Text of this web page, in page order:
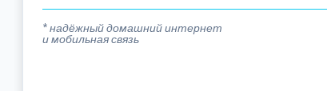
* надёжный домашний интернет
и мобильная связь